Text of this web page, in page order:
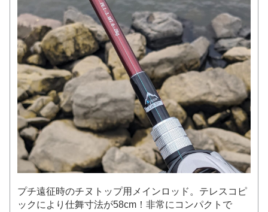
プチ遠征時のチヌトップ用メインロッド。テレスコピ
ックにより仕舞寸法が58cm！非常にコンパクトで